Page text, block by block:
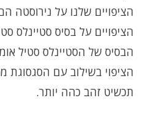
הציפויים שלנו על נירוסטה הם
הציפויים על בסיס סטיינלס
הבסיס של הסטיינלס סטיל
הציפוי בשילוב עם הסגסוגת
תכשיט זהב כהה יותר.